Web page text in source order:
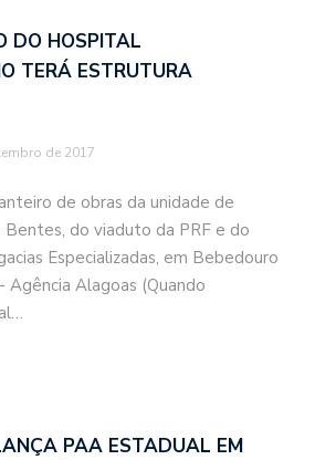
DO HOSPITAL
TERÁ ESTRUTURA
de 2017
de obras da unidade de
do viaduto da PRF e do
Especializadas, em Bebedouro
Agência Alagoas (Quando
PAA ESTADUAL EM